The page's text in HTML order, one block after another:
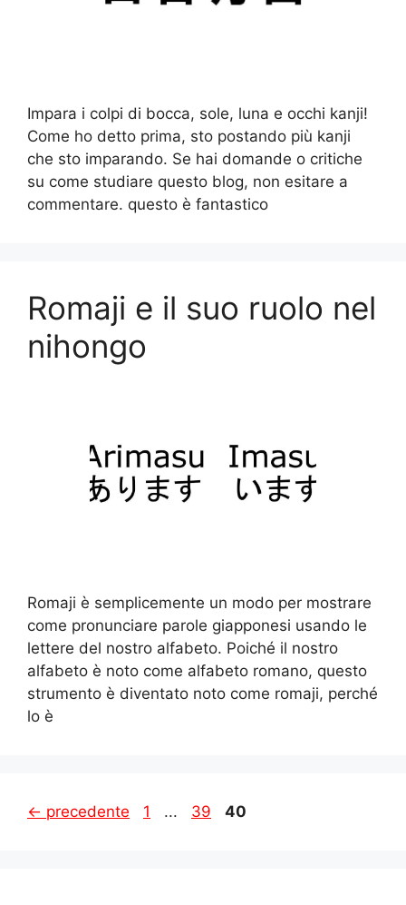
Impara i colpi di bocca, sole, luna e occhi kanji!
Come ho detto prima, sto postando più kanji
che sto imparando. Se hai domande o critiche
su come studiare questo blog, non esitare a
commentare. questo è fantastico
Romaji e il suo ruolo nel
nihongo
Romaji è semplicemente un modo per mostrare
come pronunciare parole giapponesi usando le
lettere del nostro alfabeto. Poiché il nostro
alfabeto è noto come alfabeto romano, questo
strumento è diventato noto come romaji, perché
lo è
← precedente Pagina
1 ... Pagina
39 Pagina
40